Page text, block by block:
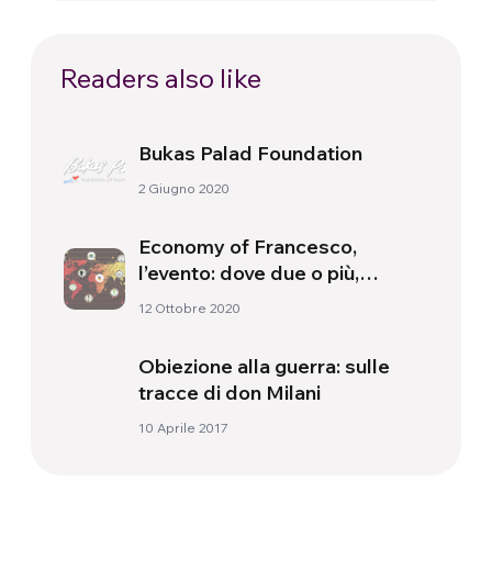
Readers also like
Bukas Palad Foundation
2 Giugno 2020
Economy of Francesco,
l’evento: dove due o più,
nessuno da solo
12 Ottobre 2020
Obiezione alla guerra: sulle
tracce di don Milani
10 Aprile 2017